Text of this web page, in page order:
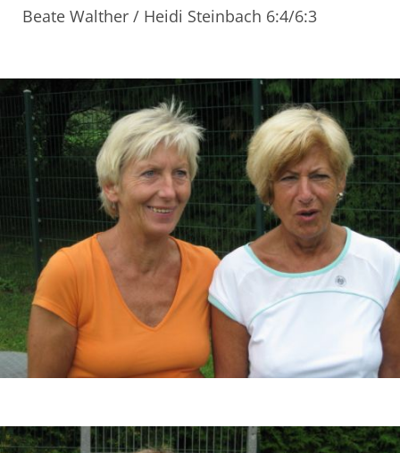
Beate Walther / Heidi Steinbach 6:4/6:3